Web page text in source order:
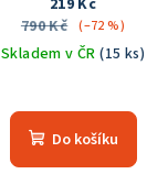
790 Kč (–72 %)
Skladem v ČR(15 ks)
hodnocení
produktu
Do košíku